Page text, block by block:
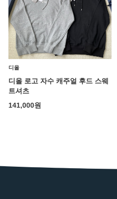
디올
디올 로고 자수 캐주얼 후드 스웨
트셔츠
141,000원